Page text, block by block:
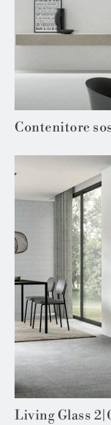
Contenitore
Living Glass